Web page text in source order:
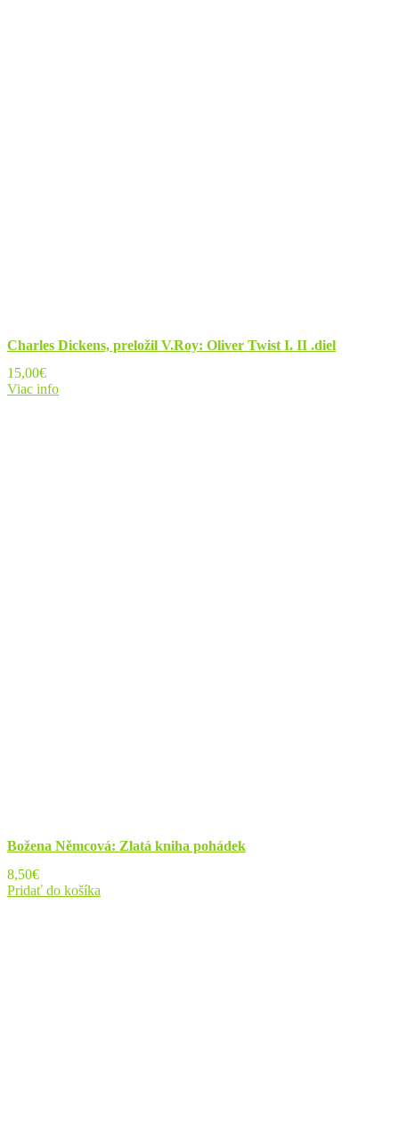
Charles Dickens, preložil V.Roy: Oliver Twist I. II .diel
15,00€
Viac info
Božena Němcová: Zlatá kniha pohádek
8,50€
Pridať do košíka